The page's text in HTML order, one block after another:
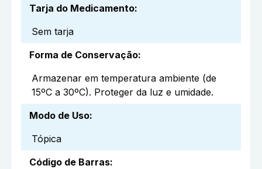
Tarja do Medicamento:
Sem tarja
Forma de Conservação:
Armazenar em temperatura ambiente (de
15ºC a 30ºC). Proteger da luz e umidade.
Modo de Uso:
Tópica
Código de Barras: